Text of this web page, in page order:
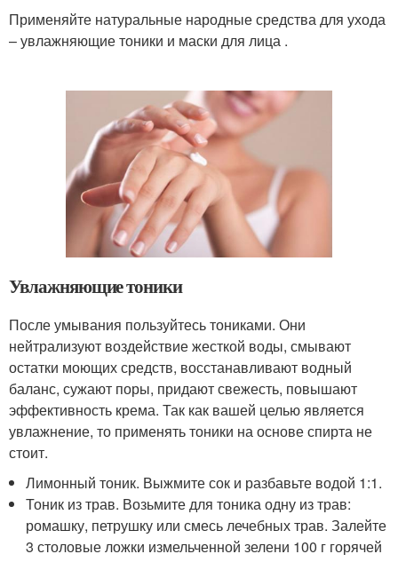
Применяйте натуральные народные средства для ухода
– увлажняющие тоники и маски для лица .
Увлажняющие тоники
После умывания пользуйтесь тониками. Они
нейтрализуют воздействие жесткой воды, смывают
остатки моющих средств, восстанавливают водный
баланс, сужают поры, придают свежесть, повышают
эффективность крема. Так как вашей целью является
увлажнение, то применять тоники на основе спирта не
стоит.
Лимонный тоник. Выжмите сок и разбавьте водой 1:1.
Тоник из трав. Возьмите для тоника одну из трав:
ромашку, петрушку или смесь лечебных трав. Залейте
3 столовые ложки измельченной зелени 100 г горячей